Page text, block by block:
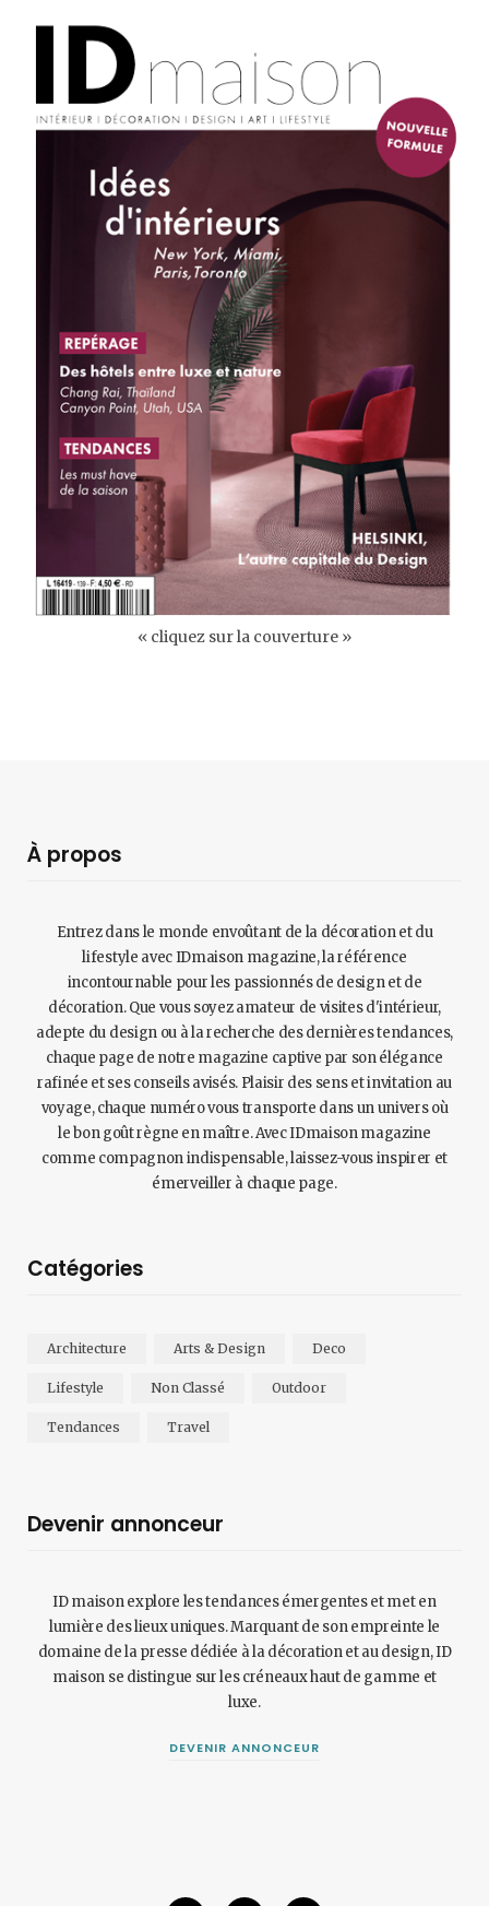
« cliquez sur la couverture »
À propos
Entrez dans le monde envoûtant de la décoration et du
lifestyle avec IDmaison magazine, la référence
incontournable pour les passionnés de design et de
décoration. Que vous soyez amateur de visites d'intérieur,
adepte du design ou à la recherche des dernières tendances,
chaque page de notre magazine captive par son élégance
rafinée et ses conseils avisés. Plaisir des sens et invitation au
voyage, chaque numéro vous transporte dans un univers où
le bon goût règne en maître. Avec IDmaison magazine
comme compagnon indispensable, laissez-vous inspirer et
émerveiller à chaque page.
Catégories
Architecture Arts & Design Deco
Lifestyle Non Classé Outdoor
Tendances Travel
Devenir annonceur
ID maison explore les tendances émergentes et met en
lumière des lieux uniques. Marquant de son empreinte le
domaine de la presse dédiée à la décoration et au design, ID
maison se distingue sur les créneaux haut de gamme et
luxe.
DEVENIR ANNONCEUR